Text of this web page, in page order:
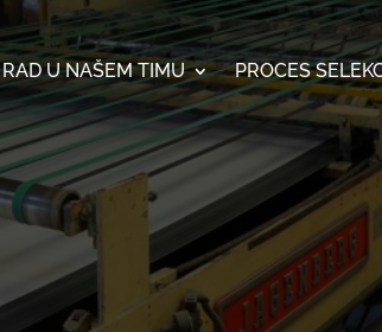
RAD U NAŠEM TIMU PROCES